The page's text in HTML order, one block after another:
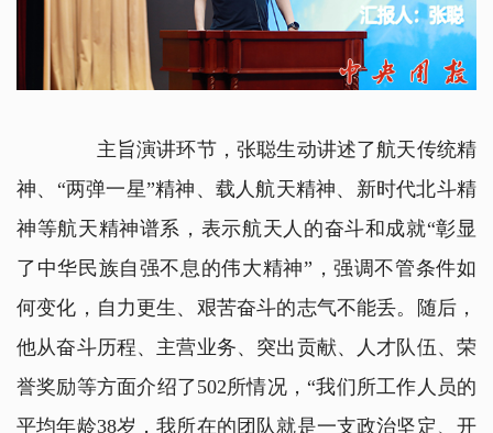
主旨演讲环节，张聪生动讲述了航天传统精
神、“两弹一星”精神、载人航天精神、新时代北斗精
神等航天精神谱系，表示航天人的奋斗和成就“彰显
了中华民族自强不息的伟大精神”，强调不管条件如
何变化，自力更生、艰苦奋斗的志气不能丢。随后，
他从奋斗历程、主营业务、突出贡献、人才队伍、荣
誉奖励等方面介绍了502所情况，“我们所工作人员的
平均年龄38岁，我所在的团队就是一支政治坚定、开